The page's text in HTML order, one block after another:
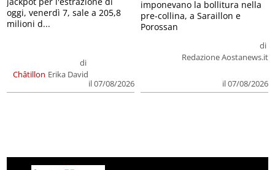
Châtillon
di
Erika David
il 07/08/2026
oggi, venerdì 7, sale a 205,8
milioni d...
di
Redazione Aostanews.it
il 07/08/2026
imponevano la bollitura nella
pre-collina, a Saraillon e
Porossan